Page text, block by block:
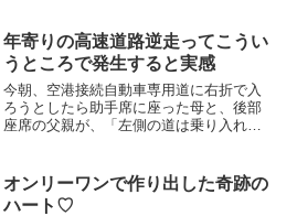
年寄りの高速道路逆走ってこうい
うところで発生すると実感
今朝、空港接続自動車専用道に右折で入
ろうとしたら助手席に座った母と、後部
座席の父親が、「左側の道は乗り入れ禁
道に入ったが、年寄りの高速道路逆走っ
てこういうところで発生す...
オンリーワンで作り出した奇跡の
ハート♡